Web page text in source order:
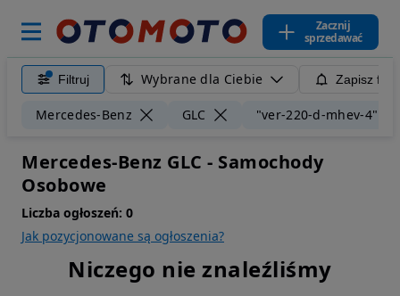
Zacznij
sprzedawać
Filtruj Wybrane dla Ciebie Zapisz
Mercedes-Benz GLC "ver-220-d-mhev-4"
Mercedes-Benz GLC - Samochody
Osobowe
Liczba ogłoszeń: 0
Jak pozycjonowane są ogłoszenia?
Niczego nie znaleźliśmy